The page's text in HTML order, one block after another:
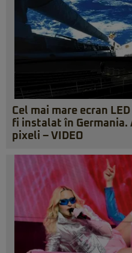
Cel mai mare ecran
fi instalat în Germania.
pixeli – VIDEO